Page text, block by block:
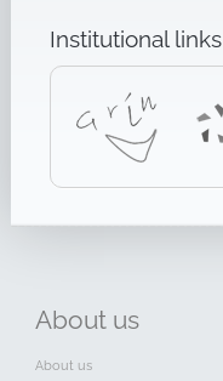
Institutional links
About us
About us